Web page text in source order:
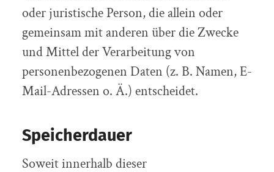
oder juristische Person, die allein oder
gemeinsam mit anderen über die Zwecke
und Mittel der Verarbeitung von
personenbezogenen Daten (z. B. Namen, E-
Mail-Adressen o. Ä.) entscheidet.
Speicherdauer
Soweit innerhalb dieser